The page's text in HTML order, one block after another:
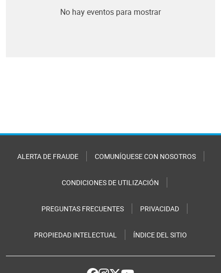
No hay eventos para mostrar
ALERTA DE FRAUDE COMUNÍQUESE CON NOSOTROS
CONDICIONES DE UTILIZACIÓN
PREGUNTAS FRECUENTES PRIVACIDAD
PROPIEDAD INTELECTUAL ÍNDICE DEL SITIO